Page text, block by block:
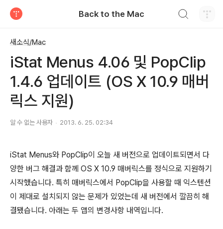
Back to the Mac
새소식/Mac
iStat Menus 4.06 및 PopClip
1.4.6 업데이트 (OS X 10.9 매버
릭스 지원)
알 수 없는 사용자 2013. 6. 25. 02:34
iStat Menus와 PopClip이 오늘 새 버전으로 업데이트되면서 다
양한 버그 해결과 함께 OS X 10.9 매버릭스를 정식으로 지원하기
시작했습니다. 특히 매버릭스에서 PopClip을 사용할 때 익스텐션
이 제대로 설치되지 않는 문제가 있었는데 새 버전에서 깔끔히 해
결됐습니다. 아래는 두 앱의 변경사항 내역입니다.